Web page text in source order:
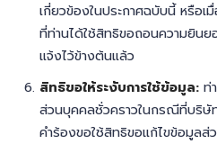
เกี่ยวข้องในประกาศฉบับนี้ หรือ
ที่ท่านได้ใช้สิทธิขอถอนความยิน
แจ้งไว้ข้างต้นแล้ว
สิทธิขอให้ระงับการใช้ข้อมูล: ท่
ส่วนบุคคลชั่วคราวในกรณีที่บริษั
คำร้องขอใช้สิทธิขอแก้ไขข้อมูล